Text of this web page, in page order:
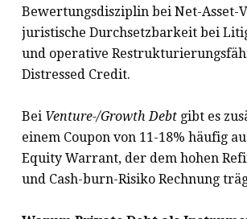
Bewertungsdisziplin bei Net-Asset-
juristische Durchsetzbarkeit bei
und operative
Distressed Credit.
Bei Venture-/Growth Debtgibt es
einem Coupon von 11-18% häufig
Equity Warrant, der dem hohen
und Cash-burn-Risiko Rechnung